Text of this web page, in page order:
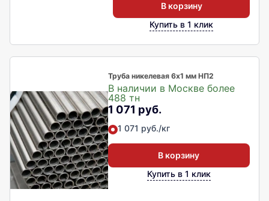
В корзину
Купить в 1 клик
Труба никелевая 6х1 мм НП2
В наличии в Москве более
488 тн
1 071 руб.
1 071 руб./кг
В корзину
Купить в 1 клик